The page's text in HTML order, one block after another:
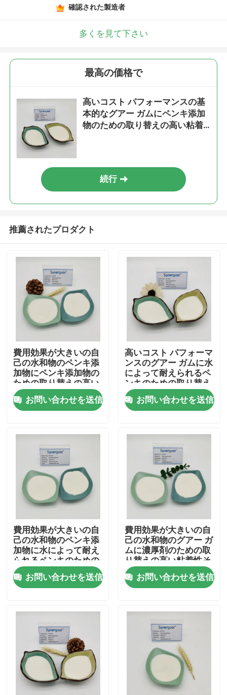
家
製品
ビデオ
わたしたち に つい て
工場見学
品質管理
ニュース
事例
見積もりをリクエストしてください
確認された製造者
多くを見て下さい
最高の価格で
高いコスト パフォーマンスの基
本的なグアー ガムにペンキ添加
物のための取り替えの高い粘着
続行
推薦されたプロダクト
費用効果が大きいの自
己の水和物のペンキ添
加物にペンキ添加物の
ための取り替えの高い
粘着性そして高度があ
る お問い合わせを送信
高いコスト パフォーマ
ンスのグアー ガムに水
によって耐えられるペ
ンキのための取り替え
の高い粘着性そして高
度がある
お問い合わせを送信
費用効果が大きいの自
己の水和物のペンキ添
加物に水によって耐え
られるペンキのための
取り替えの高い粘着性
そして高度がある
お問い合わせを送信
費用効果が大きいの自
己の水和物のグアー ガ
ムに濃厚剤のための取
り替えの高い粘着性そ
して高度がある
お問い合わせを送信